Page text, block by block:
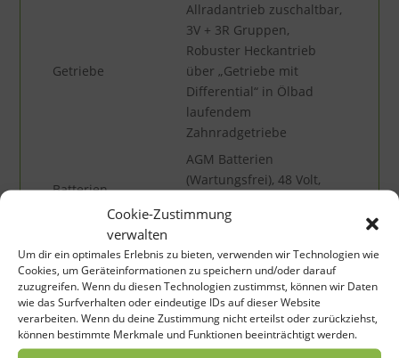
Cookie-Zustimmung
verwalten
Um dir ein optimales Erlebnis zu bieten, verwenden wir Technologien wie
Cookies, um Geräteinformationen zu speichern und/oder darauf
zuzugreifen. Wenn du diesen Technologien zustimmst, können wir Daten
wie das Surfverhalten oder eindeutige IDs auf dieser Website
verarbeiten. Wenn du deine Zustimmung nicht erteilst oder zurückziehst,
können bestimmte Merkmale und Funktionen beeinträchtigt werden.
Getriebe
Allradantrieb zuschaltbar,
3V + 3R Gruppen,
Robuster Heckantrieb
über „Getriebe mit
Differential“ in Ölbad
laufendem
Zahnradgetriebe
Batterien
AGM Batterien
(Wartungsfrei), 48 Volt,
260Ah
Ladegerät
Q Profi Automatic-
Ladegerät 48V mit
Ladeanzeige + Fehler-
Analyse-Funktion,
Automatische
Wegfahrsperre während